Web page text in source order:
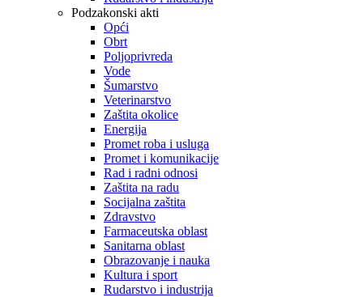
Podzakonski akti
Opći
Obrt
Poljoprivreda
Vode
Šumarstvo
Veterinarstvo
Zaštita okolice
Energija
Promet roba i usluga
Promet i komunikacije
Rad i radni odnosi
Zaštita na radu
Socijalna zaštita
Zdravstvo
Farmaceutska oblast
Sanitarna oblast
Obrazovanje i nauka
Kultura i sport
Rudarstvo i industrija